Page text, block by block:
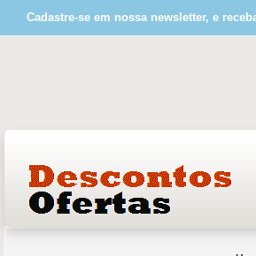
Cadastre-se em nossa newsletter, e